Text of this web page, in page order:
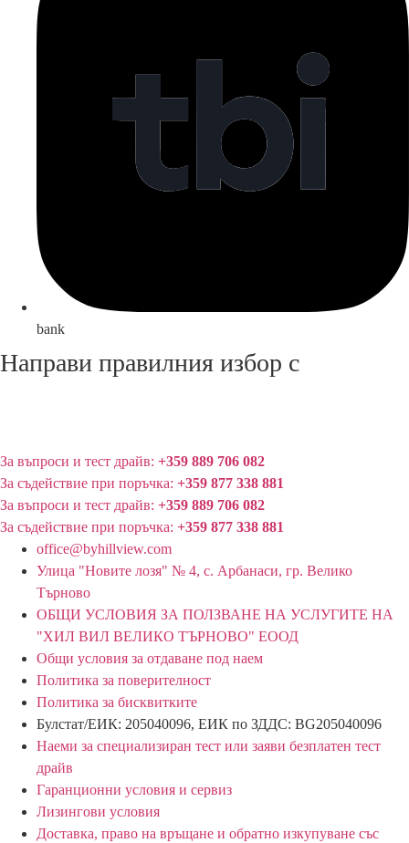
bank
Направи правилния избор с
За въпроси и тест драйв: +359 889 706 082
За съдействие при поръчка: +359 877 338 881
За въпроси и тест драйв: +359 889 706 082
За съдействие при поръчка: +359 877 338 881
office@byhillview.com
Улица "Новите лозя" № 4, с. Арбанаси, гр. Велико
Търново
ОБЩИ УСЛОВИЯ ЗА ПОЛЗВАНЕ НА УСЛУГИТЕ НА
"ХИЛ ВИЛ ВЕЛИКО ТЪРНОВО" ЕООД
Общи условия за отдаване под наем
Политика за поверителност
Политика за бисквитките
Булстат/ЕИК: 205040096, ЕИК по ЗДДС: BG205040096
Наеми за специализиран тест или заяви безплатен тест
драйв
Гаранционни условия и сервиз
Лизингови условия
Доставка, право на връщане и обратно изкупуване със